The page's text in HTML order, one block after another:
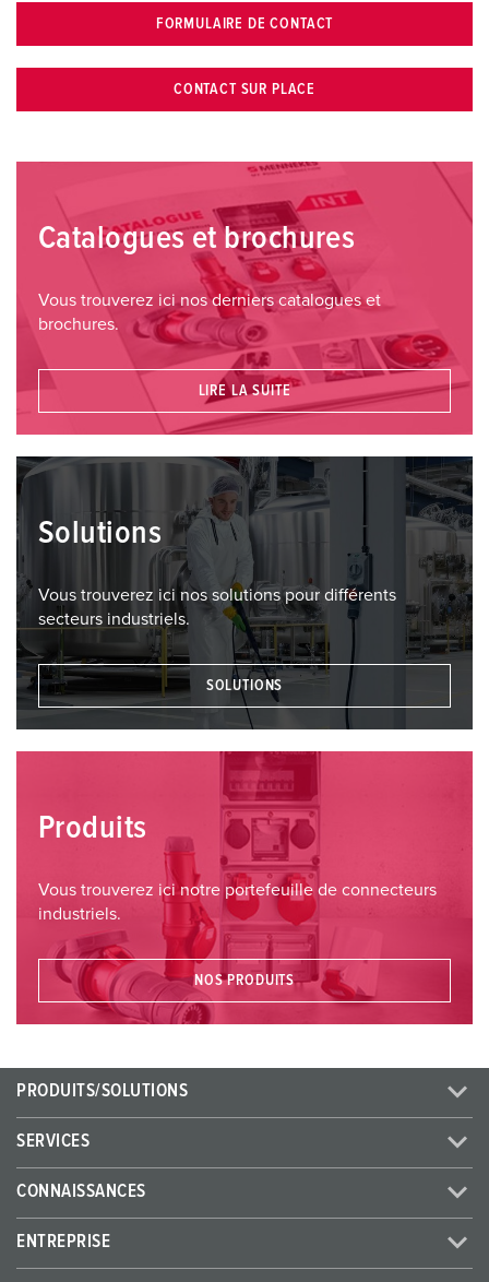
FORMULAIRE DE CONTACT
CONTACT SUR PLACE
Catalogues et brochures
Vous trouverez ici nos derniers catalogues et
brochures.
LIRE LA SUITE
Solutions
Vous trouverez ici nos solutions pour différents
secteurs industriels.
SOLUTIONS
Produits
Vous trouverez ici notre portefeuille de connecteurs
industriels.
NOS PRODUITS
PRODUITS/SOLUTIONS
SERVICES
CONNAISSANCES
ENTREPRISE